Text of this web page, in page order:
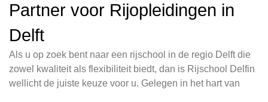
Partner voor Rijopleidingen in
Delft
Als u op zoek bent naar een rijschool in de regio Delft die
zowel kwaliteit als flexibiliteit biedt, dan is Rijschool Delfin
wellicht de juiste keuze voor u. Gelegen in het hart van